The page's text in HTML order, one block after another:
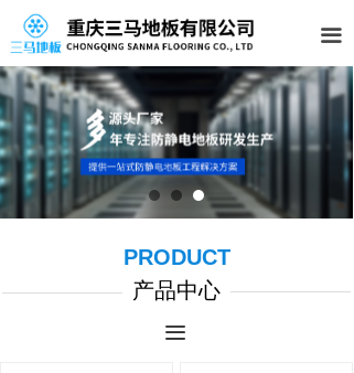
끀
首页
关于我们
产品中心
新闻中心
服务案例
PRODUCT
产品中心
끀